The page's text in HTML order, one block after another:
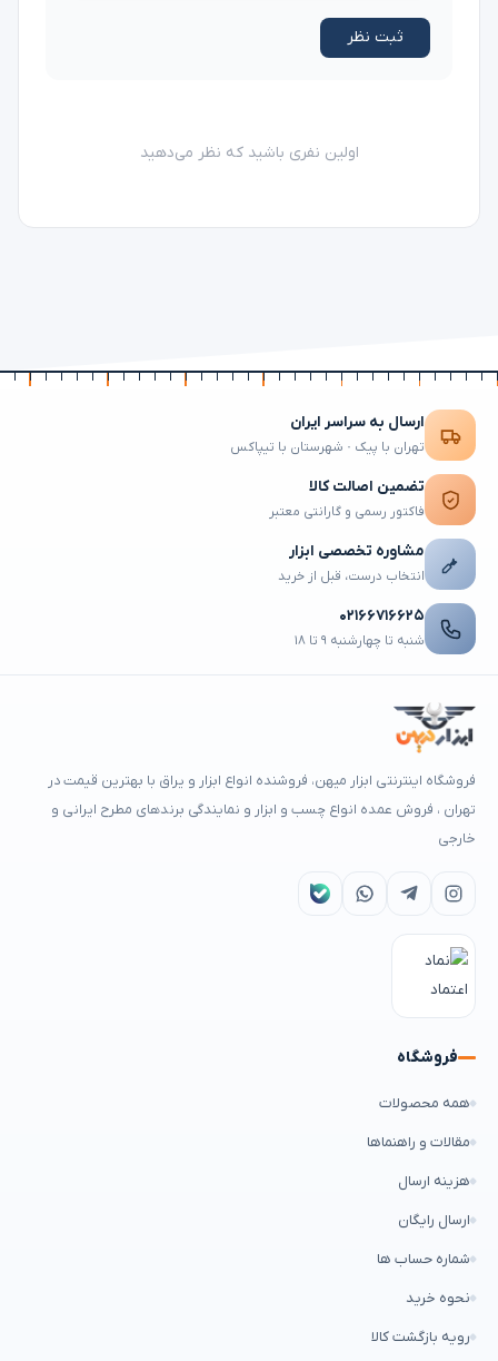
ثبت نظر
اولین نفری باشید که نظر می‌دهید
ارسال به سراسر ایران
تهران با پیک · شهرستان با تیپاکس
تضمین اصالت کالا
فاکتور رسمی و گارانتی معتبر
مشاوره تخصصی ابزار
انتخاب درست، قبل از خرید
۰۲۱۶۶۷۱۶۶۲۵
شنبه تا چهارشنبه ۹ تا ۱۸
فروشگاه اینترنتی ابزار میهن، فروشنده انواع ابزار و یراق با بهترین قیمت در
تهران ، فروش عمده انواع چسب و ابزار و نمایندگی برندهای مطرح ایرانی و
خارجی
فروشگاه
همه محصولات
مقالات و راهنماها
هزینه ارسال
ارسال رایگان
شماره حساب ها
نحوه خرید
رویه بازگشت کالا